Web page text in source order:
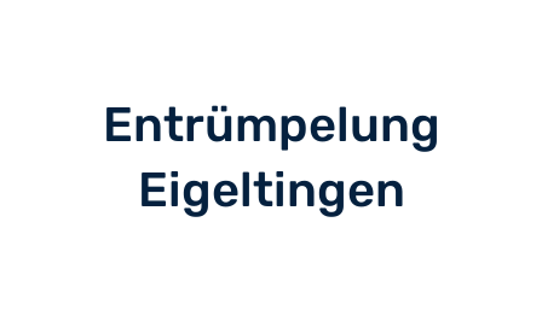
Entrümpelung
Eigeltingen